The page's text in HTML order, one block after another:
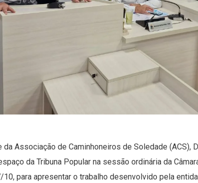
Associação de Caminhoneiros de Soledade (ACS),
da Tribuna Popular na sessão ordinária da
para apresentar o trabalho desenvolvido pela